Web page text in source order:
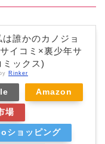
は誰かのカノジョ
サイコミ×裏少年サ
ミックス)
Rinker
Amazon
場
ショッピング